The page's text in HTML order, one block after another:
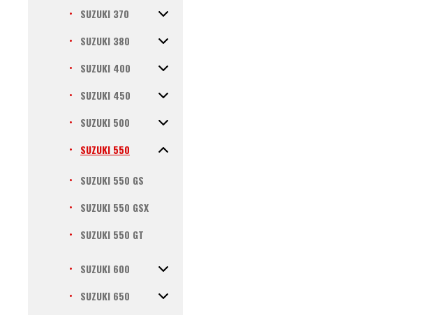
SUZUKI 370
SUZUKI 380
SUZUKI 400
SUZUKI 450
SUZUKI 500
SUZUKI 550
SUZUKI 550 GS
SUZUKI 550 GSX
SUZUKI 550 GT
SUZUKI 600
SUZUKI 650